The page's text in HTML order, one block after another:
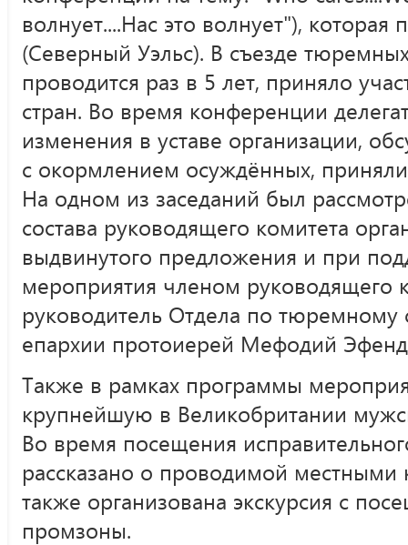
волнует....Нас это волнует"),
(Северный Уэльс). В съезде
проводится раз в 5 лет, приняло
стран. Во время конференции
изменения в уставе организации,
с окормлением осуждённых, приняли
На одном из заседаний был
состава руководящего комитета
выдвинутого предложения и при
мероприятия членом руководящего
руководитель Отдела по
епархии протоиерей Мефодий
Также в рамках программы
крупнейшую в Великобритании
Во время посещения
рассказано о проводимой местными
также организована экскурсия с
промзоны.